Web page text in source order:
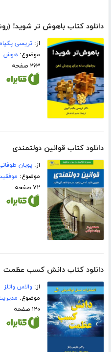
دانلود کتاب باهوش تر شوید!
از:تریسی
موضوع:هوش
۲۶۳ صفحه
دانلود کتاب قوانین دولتمندی
از:پویان
موضوع:
۷۲ صفحه
دانلود کتاب دانش کسب عظمت
از: والاس واتلز
موضوع:
۱۲۰ صفحه